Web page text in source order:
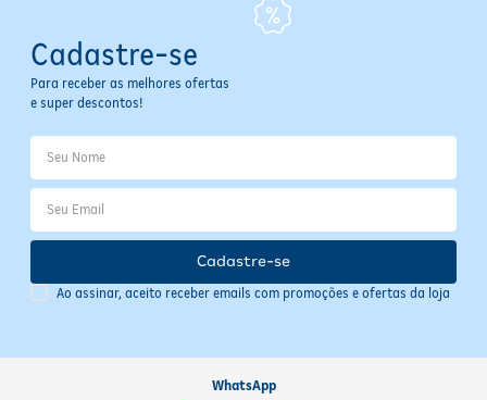
Manter fora do alcance de crianças pequenas
Conservar em local fresco, seco e arejado
Informações Importantes
Armazene o produto em local fresco e seco, longe da luz solar
direta. Verifique a validade impressa na embalagem antes do uso.
Produto dermatologicamente testado, com embalagem sustentável
e que não afeta a camada de ozônio, reforçando o compromisso
com o meio ambiente.
Cadastre-se
Para receber as melhores ofertas
e super descontos!
Ao assinar, aceito receber emails com promoções e ofertas da loja
Cadastre-se
WhatsApp